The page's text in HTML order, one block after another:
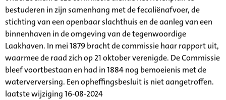
bestuderen in zijn samenhang met de fecaliënafvoer, de
stichting van een openbaar slachthuis en de aanleg van een
binnenhaven in de omgeving van de tegenwoordige
Laakhaven. In mei 1879 bracht de commissie haar rapport uit,
waarmee de raad zich op 21 oktober verenigde. De Commissie
bleef voortbestaan en had in 1884 nog bemoeienis met de
waterverversing. Een opheffingsbesluit is niet aangetroffen.
laatste wijziging 16-08-2024